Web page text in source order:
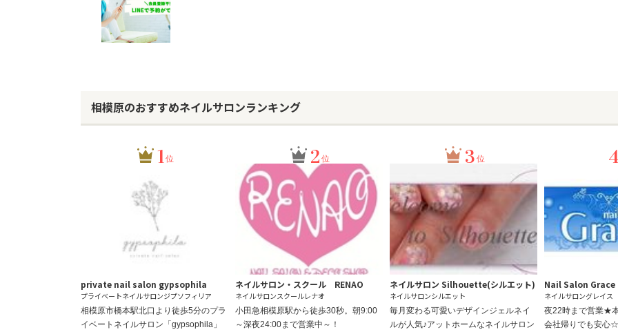
相模原のおすすめネイルサロンランキング
1位
private nail salon gypsophila
プライベートネイルサロンジプソフィリア
相模原市橋本駅北口より徒歩5分のプラ
イベートネイルサロン「gypsophila」
2 位
ネイルサロン・スクール RENAO
ネイルサロンスクールレナオ
小田急相模原駅から徒歩30秒。朝9:00
～深夜24:00まで営業中～！
3 位
ネイルサロン Silhouette(シルエット)
ネイルサロンシルエット
毎月変わる可愛いデザインジェルネイ
ルが人気♪アットホームなネイルサロン
Nail Salon Grace
ネイルサロングレイス
夜22時まで営業★
会社帰りでも安心